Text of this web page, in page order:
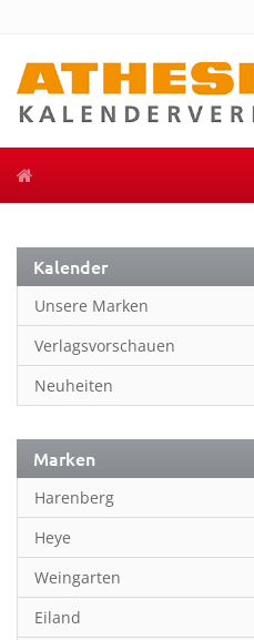
Kalender
Unsere Marken
Verlagsvorschauen
Neuheiten
Marken
Harenberg
Heye
Weingarten
Eiland